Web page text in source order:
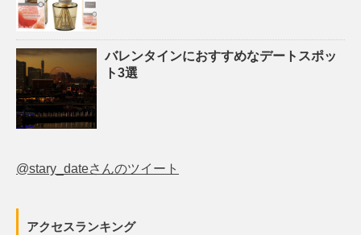
バレンタインにおすすめなデートスポッ
ト3選
@stary_dateさんのツイート
アクセスランキング